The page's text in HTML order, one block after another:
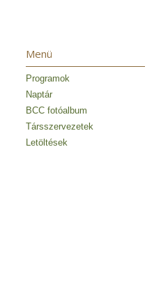
Menü
Programok
Naptár
BCC fotóalbum
Társszervezetek
Letöltések